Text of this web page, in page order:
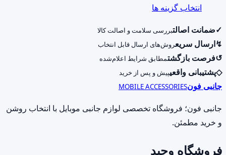
انتخاب گزینه ها
دارای
انواع
مختلفی
می
باشد.
گزینه
است
✓ضمانت اصالتبررسی سلامت و اصالت کالا
↯ارسال سریعروش‌های ارسال قابل انتخاب
↺فرصت بازگشتمطابق شرایط اعلام‌شده
◇پشتیبانی واقعیپیش و پس از خرید
جانبی فونMOBILE ACCESSORIES
جانبی فون؛ فروشگاه تخصصی لوازم جانبی موبایل با انتخاب روشن
و خرید مطمئن.
فروشگاه وحید